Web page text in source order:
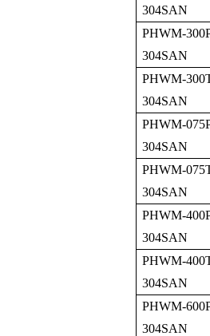
304SAN
PHWM-
304SAN
PHWM-
304SAN
PHWM-
304SAN
PHWM-
304SAN
PHWM-
304SAN
PHWM-
304SAN
PHWM-
304SAN